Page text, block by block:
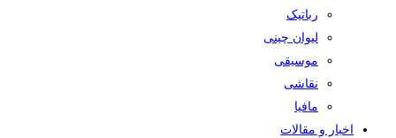
رباتیک
لیوان چینی
موسیقی
نقاشی
مافیا
اخبار و مقالات